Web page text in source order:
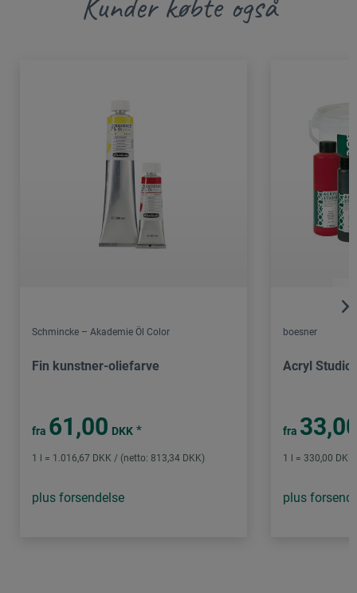
Schmincke – Akademie Öl Color
Fin kunstner-oliefarve
fra 61,00 DKK *
1 l = 1.016,67 DKK / (netto: 813,34 DKK)
plus forsendelse
boesner
Acryl Studio
fra
1 l = 330,00
plus